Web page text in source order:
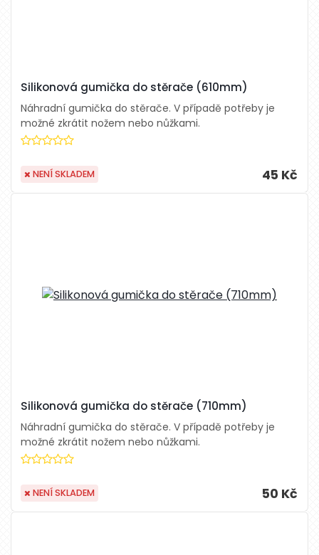
Silikonová gumička do stěrače (610mm)
Náhradní gumička do stěrače. V případě potřeby je
možné zkrátit nožem nebo nůžkami.
45 Kč
NENÍ SKLADEM
Silikonová gumička do stěrače (710mm)
Náhradní gumička do stěrače. V případě potřeby je
možné zkrátit nožem nebo nůžkami.
50 Kč
NENÍ SKLADEM